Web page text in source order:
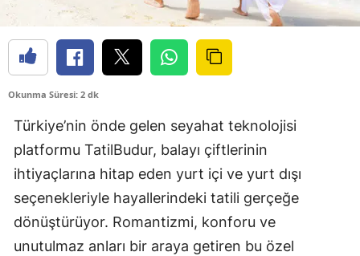
Okunma Süresi: 2 dk
Türkiye’nin önde gelen seyahat teknolojisi
platformu TatilBudur, balayı çiftlerinin
ihtiyaçlarına hitap eden yurt içi ve yurt dışı
seçenekleriyle hayallerindeki tatili gerçeğe
dönüştürüyor. Romantizmi, konforu ve
unutulmaz anları bir araya getiren bu özel